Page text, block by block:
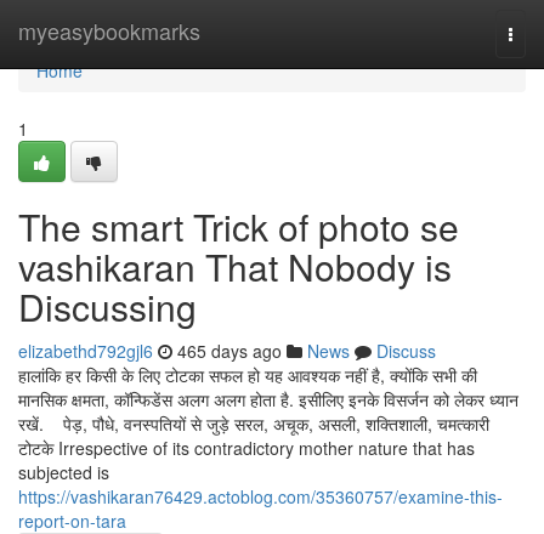
myeasybookmarks
Home
Home
1
The smart Trick of photo se
vashikaran That Nobody is
Discussing
elizabethd792gjl6 465 days ago News
Discuss
हालांकि हर किसी के लिए टोटका सफल हो यह आवश्यक नहीं है, क्योंकि सभी की
मानसिक क्षमता, कॉन्फिडेंस अलग अलग होता है. इसीलिए इनके विसर्जन को लेकर ध्यान
रखें. पेड़, पौधे, वनस्पतियों से जुड़े सरल, अचूक, असली, शक्तिशाली, चमत्कारी
टोटके Irrespective of its contradictory mother nature that has
subjected is
https://vashikaran76429.actoblog.com/35360757/examine-this-
report-on-tara